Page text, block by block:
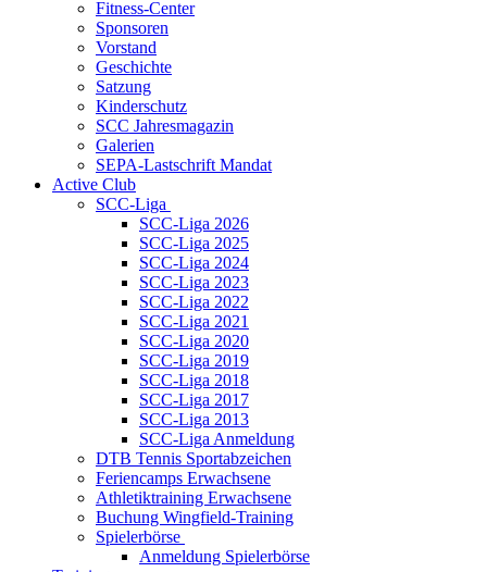
Fitness-Center
Sponsoren
Vorstand
Geschichte
Satzung
Kinderschutz
SCC Jahresmagazin
Galerien
SEPA-Lastschrift Mandat
Active Club
SCC-Liga
SCC-Liga 2026
SCC-Liga 2025
SCC-Liga 2024
SCC-Liga 2023
SCC-Liga 2022
SCC-Liga 2021
SCC-Liga 2020
SCC-Liga 2019
SCC-Liga 2018
SCC-Liga 2017
SCC-Liga 2013
SCC-Liga Anmeldung
DTB Tennis Sportabzeichen
Feriencamps Erwachsene
Athletiktraining Erwachsene
Buchung Wingfield-Training
Spielerbörse
Anmeldung Spielerbörse